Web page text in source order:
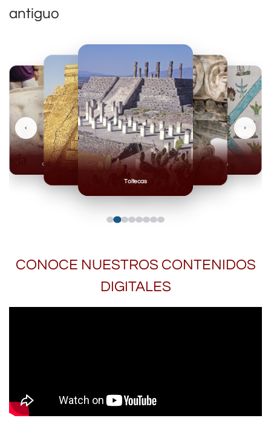
antiguo
Toltecas
Mexicas
Olmecas
‹ ›
CONOCE NUESTROS CONTENIDOS
DIGITALES